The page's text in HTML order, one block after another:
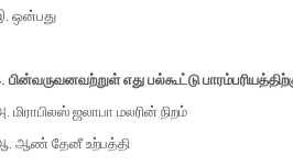
ஒன்பது
பின்வருவனவற்றுள் எது பல்கூட்டு
மிராபிலஸ் ஜலாபா மலரின் நிறம்
ஆண் தேனீ உற்பத்தி